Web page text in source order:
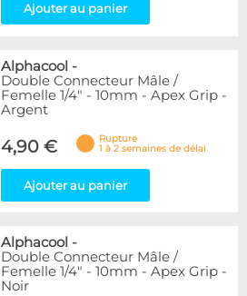
Ajouter au panier
Alphacool -
Double Connecteur Mâle /
Femelle 1/4" - 10mm - Apex Grip -
Argent
4,90 €
Rupture
1 à 2 semaines de délai
Ajouter au panier
Alphacool -
Double Connecteur Mâle /
Femelle 1/4" - 10mm - Apex Grip -
Noir